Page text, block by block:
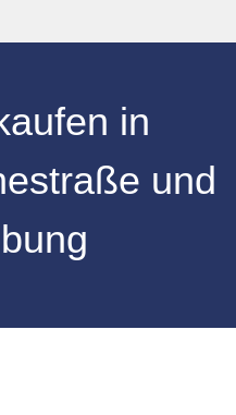
in
und